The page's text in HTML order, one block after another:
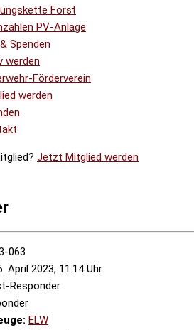
Forst
PV-Anlage
Spenden
werden
Förderverein
werden
Jetzt Mitglied werden
063
April 2023, 11:14 Uhr
Responder
ELW